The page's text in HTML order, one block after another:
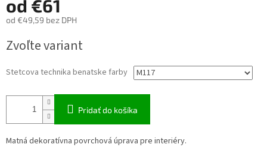
od €61
od €49,59 bez DPH
cena:
Zvoľte variant
Stetcova technika benatske farby
Pridať do košíka
Matná dekoratívna povrchová úprava pre interiéry.